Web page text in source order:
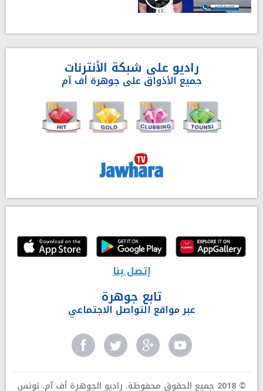
راديو على شبكة الأنترنات
جميع الأذواق على جوهرة أف آم
إتصل بنا
تابع جوهرة
عبر مواقع التواصل الاجتماعي
© 2018 جميع الحقوق محفوظة. راديو الجوهرة أف آم، تونس